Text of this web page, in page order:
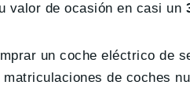
valor de ocasión en casi un
un coche eléctrico de
de coches